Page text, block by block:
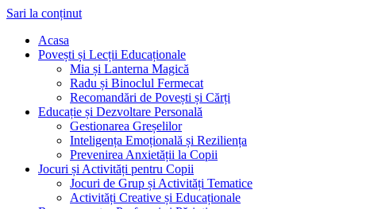
Sari la conținut
Acasa
Povești și Lecții Educaționale
Mia și Lanterna Magică
Radu și Binoclul Fermecat
Recomandări de Povești și Cărți
Educație și Dezvoltare Personală
Gestionarea Greșelilor
Inteligența Emoțională și Reziliența
Prevenirea Anxietății la Copii
Jocuri și Activități pentru Copii
Jocuri de Grup și Activități Tematice
Activități Creative și Educaționale